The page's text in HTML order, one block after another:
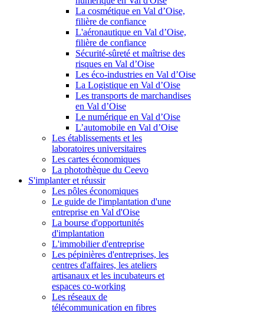
La cosmétique en Val d’Oise,
filière de confiance
L'aéronautique en Val d’Oise,
filière de confiance
Sécurité-sûreté et maîtrise des
risques en Val d’Oise
Les éco-industries en Val d’Oise
La Logistique en Val d’Oise
Les transports de marchandises
en Val d’Oise
Le numérique en Val d’Oise
L’automobile en Val d’Oise
Les établissements et les
laboratoires universitaires
Les cartes économiques
La photothèque du Ceevo
S'implanter et réussir
Les pôles économiques
Le guide de l'implantation d'une
entreprise en Val d'Oise
La bourse d'opportunités
d'implantation
L'immobilier d'entreprise
Les pépinières d'entreprises, les
centres d'affaires, les ateliers
artisanaux et les incubateurs et
espaces co-working
Les réseaux de
télécommunication en fibres